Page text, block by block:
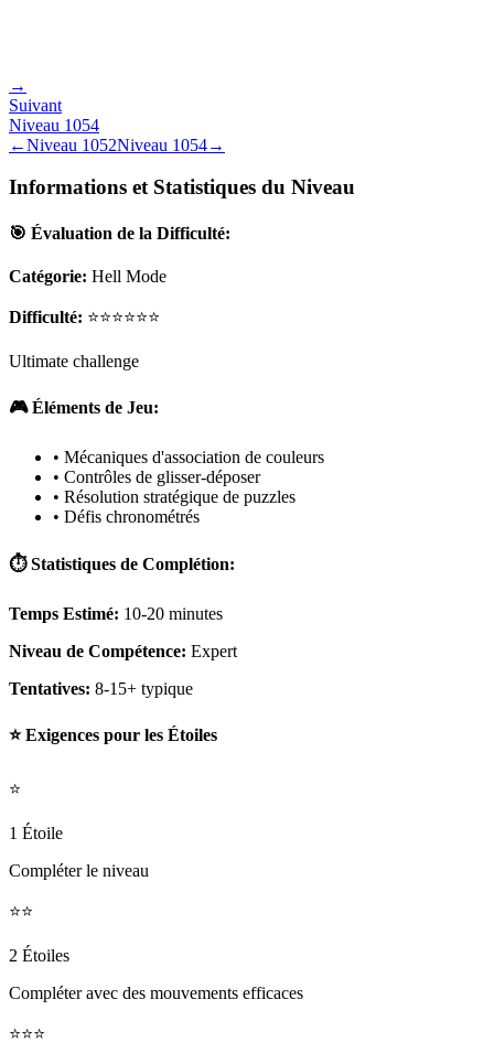
→
Suivant
Niveau 1054
←Niveau 1052Niveau 1054→
Informations et Statistiques du Niveau
🎯 Évaluation de la Difficulté:
Catégorie: Hell Mode
Difficulté: ⭐⭐⭐⭐⭐⭐
Ultimate challenge
🎮 Éléments de Jeu:
• Mécaniques d'association de couleurs
• Contrôles de glisser-déposer
• Résolution stratégique de puzzles
• Défis chronométrés
⏱️ Statistiques de Complétion:
Temps Estimé: 10-20 minutes
Niveau de Compétence: Expert
Tentatives: 8-15+ typique
⭐ Exigences pour les Étoiles
⭐
1 Étoile
Compléter le niveau
⭐⭐
2 Étoiles
Compléter avec des mouvements efficaces
⭐⭐⭐